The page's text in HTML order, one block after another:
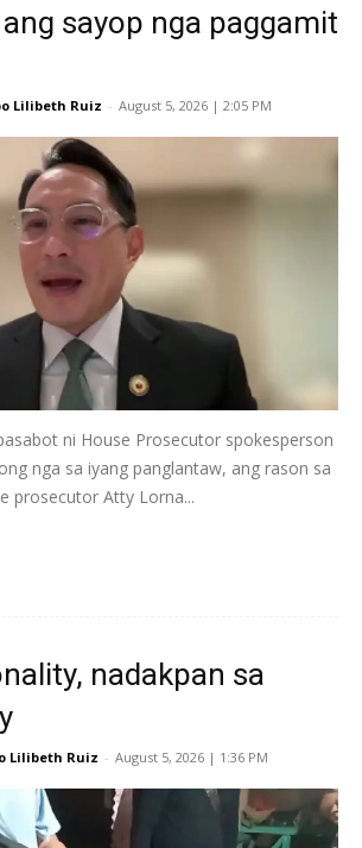
ang sayop nga paggamit
Lilibeth Ruiz - August 5, 2026 | 2:05 PM
ni House Prosecutor spokesperson
nga sa iyang panglantaw, ang rason sa
prosecutor Atty Lorna...
nadakpan sa
Lilibeth Ruiz - August 5, 2026 | 1:36 PM